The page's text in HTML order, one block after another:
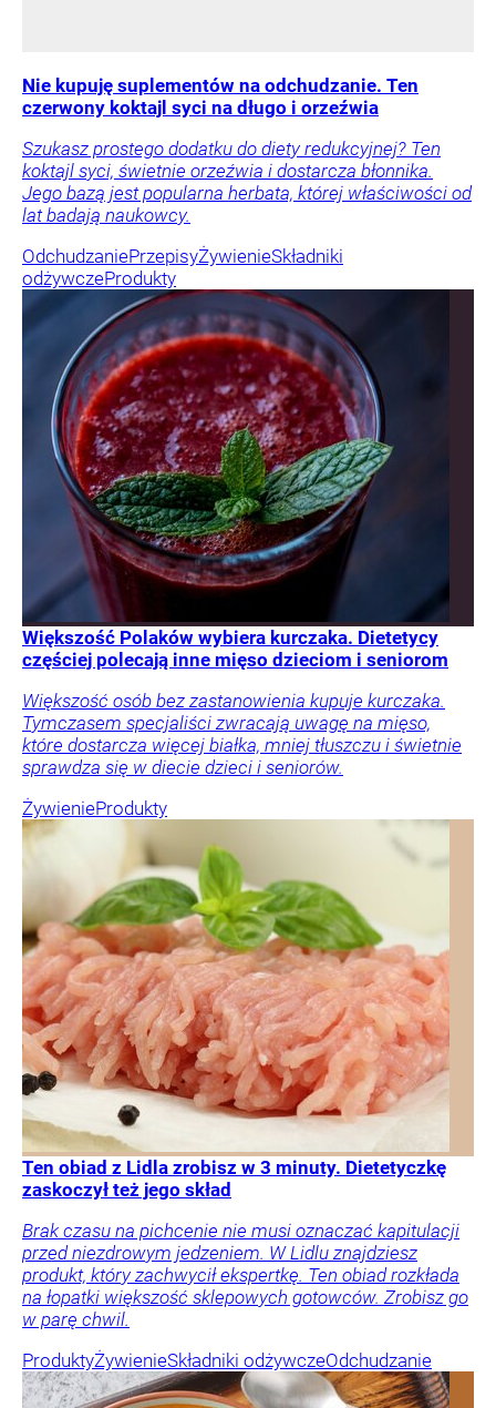
Nie kupuję suplementów na odchudzanie. Ten
czerwony koktajl syci na długo i orzeźwia
Szukasz prostego dodatku do diety redukcyjnej? Ten
koktajl syci, świetnie orzeźwia i dostarcza błonnika.
Jego bazą jest popularna herbata, której właściwości od
lat badają naukowcy.
OdchudzaniePrzepisyŻywienieSkładniki
odżywczeProdukty
Większość Polaków wybiera kurczaka. Dietetycy
częściej polecają inne mięso dzieciom i seniorom
Większość osób bez zastanowienia kupuje kurczaka.
Tymczasem specjaliści zwracają uwagę na mięso,
które dostarcza więcej białka, mniej tłuszczu i świetnie
sprawdza się w diecie dzieci i seniorów.
ŻywienieProdukty
Ten obiad z Lidla zrobisz w 3 minuty. Dietetyczkę
zaskoczył też jego skład
Brak czasu na pichcenie nie musi oznaczać kapitulacji
przed niezdrowym jedzeniem. W Lidlu znajdziesz
produkt, który zachwycił ekspertkę. Ten obiad rozkłada
na łopatki większość sklepowych gotowców. Zrobisz go
w parę chwil.
ProduktyŻywienieSkładniki odżywczeOdchudzanie